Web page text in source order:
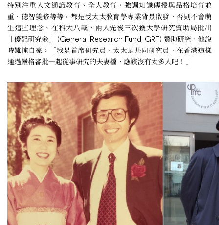
特別注重人文通識教育、全人教育，強調知識傳授與品格培育並
重、德智雙修等等，都是受太太教育學專業背景啟發，否則不會萌
生這些理念。在科大八載，兩人先後三次獲大學研究資助局批出
「優配研究金」 (General Research Fund, GRF) 贊助研究，他說
時難掩自豪：「我是首席研究員，太太是共同研究員，在香港這樣
通過嚴格審批一起從事研究的夫妻檔，應該沒有太多人吧！」